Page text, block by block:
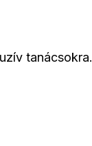
tanácsokra.